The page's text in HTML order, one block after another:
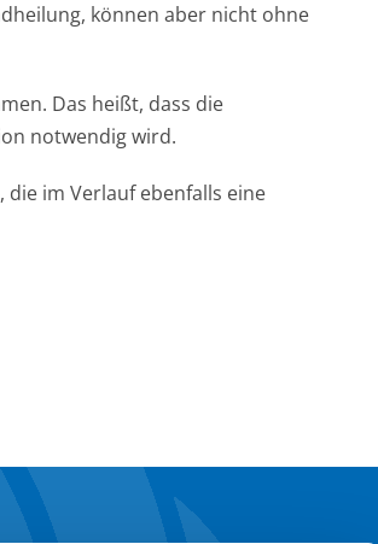
können aber nicht ohne
Das heißt, dass die
notwendig wird.
im Verlauf ebenfalls eine